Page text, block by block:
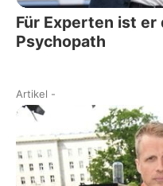
Für Experten ist
Psychopath
Artikel -